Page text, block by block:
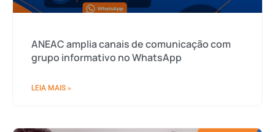
ANEAC amplia canais de comunicação com
grupo informativo no WhatsApp
LEIA MAIS »